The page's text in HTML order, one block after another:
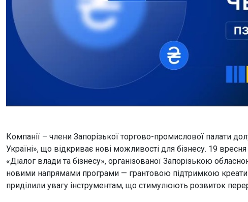
Компанії – члени Запорізької торгово-промислової палати
Україні», що відкриває нові можливості для бізнесу. 19
«Діалог влади та бізнесу», організованої Запорізькою
новими напрямами програми — грантовою підтримкою
приділили увагу інструментам, що стимулюють розвиток